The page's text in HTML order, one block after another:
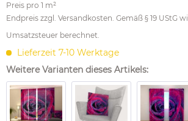
Preis pro 1 m²
Endpreis zzgl. Versandkosten. Gemäß § 19 UStG
Umsatzsteuer berechnet.
Lieferzeit 7-10 Werktage
Weitere Varianten dieses Artikels: